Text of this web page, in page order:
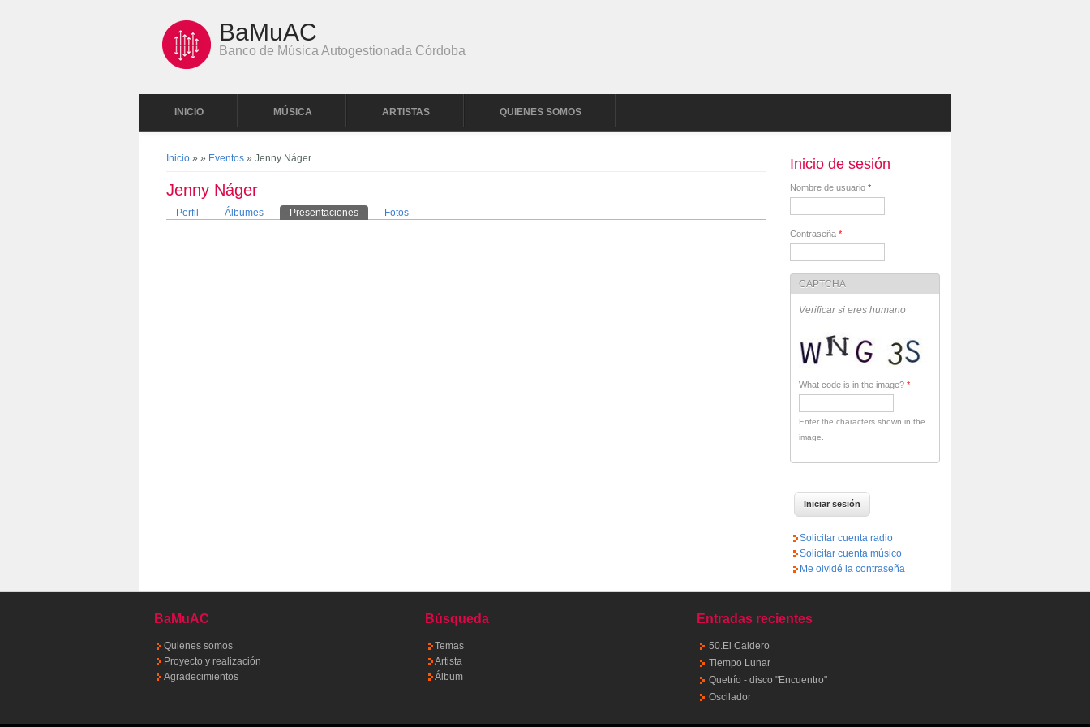
BaMuAC
Banco de Música Autogestionada Córdoba
INICIO MÚSICA ARTISTAS QUIENES SOMOS
Se encuentra usted aquí
Inicio »» Eventos » Jenny Náger
Jenny Náger
Solapas principales
Perfil Álbumes Presentaciones (solapa activa)
Fotos
Inicio de sesión
Nombre de usuario *
Contraseña *
CAPTCHA
Verificar si eres humano
What code is in the image? *
Enter the characters shown in the
image.
Solicitar cuenta radio
Solicitar cuenta músico
Me olvidé la contraseña
BaMuAC
Quienes somos
Proyecto y realización
Agradecimientos
Búsqueda
Temas
Artista
Álbum
Entradas recientes
50.El Caldero
Tiempo Lunar
Quetrío - disco "Encuentro"
Oscilador